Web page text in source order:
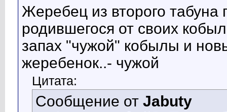
Жеребец из второго табуна
родившегося от своих
запах "чужой" кобылы и
жеребенок..- чужой
Цитата:
Сообщение от Jabuty